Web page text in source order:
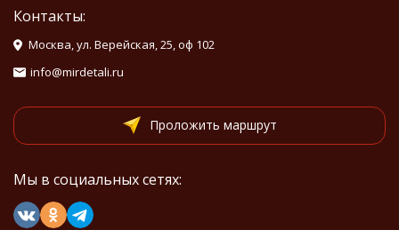
Контакты:
Москва, ул. Верейская, 25, оф 102
info@mirdetali.ru
Проложить маршрут
Мы в социальных сетях: